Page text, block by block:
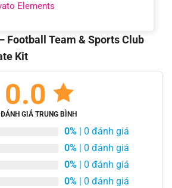
Elements
Football Team & Sports Club
Kit
0.0
ĐÁNH GIÁ TRUNG BÌNH
0% | 0 đánh giá
0% | 0 đánh giá
0% | 0 đánh giá
0% | 0 đánh giá